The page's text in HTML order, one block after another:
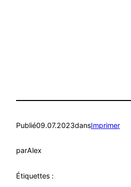
Publié09.07.2023dansImprimer
parAlex
Étiquettes :